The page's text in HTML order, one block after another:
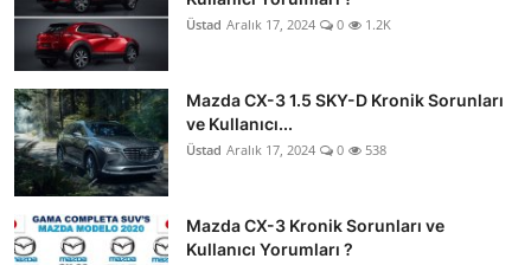
Üstad Aralık 17, 2024 0 1.2K
Mazda CX-3 1.5 SKY-D Kronik Sorunları
ve Kullanıcı...
Üstad Aralık 17, 2024 0 538
Mazda CX-3 Kronik Sorunları ve
Kullanıcı Yorumları ?